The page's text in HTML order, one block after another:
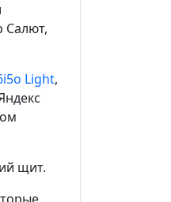
Салют,
Light,
щит.